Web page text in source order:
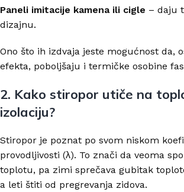
Paneli imitacije kamena ili cigle – daju
dizajnu.
Ono što ih izdvaja jeste mogućnost da,
efekta, poboljšaju i termičke osobine
2. Kako stiropor utiče na
izolaciju?
Stiropor je poznat po svom niskom
provodljivosti (λ). To znači da veoma
toplotu, pa zimi sprečava gubitak
a leti štiti od pregrevanja zidova.